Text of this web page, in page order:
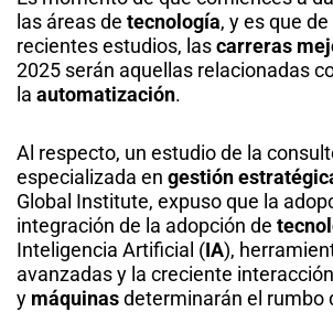
las áreas de tecnología, y es que
recientes estudios, lascarreras
2025 serán aquellas relacionadas
la automatización.
Al respecto, un estudio de la
especializada en gestión
Global Institute, expuso que la
integración de la adopción de
Inteligencia Artificial (IA),
avanzadas y la creciente
y máquinasdeterminarán el rumbo